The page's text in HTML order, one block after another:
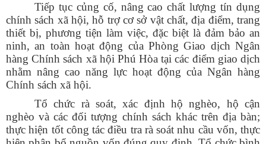
Tiếp tục củng cố, nâng cao chất lượng tín dụng
chính sách xã hội, hỗ trợ cơ sở vật chất, địa điểm, trang
thiết bị, phương tiện làm việc, đặc biệt là đảm bảo an
ninh, an toàn hoạt động của Phòng Giao dịch Ngân
hàng Chính sách xã hội Phú Hòa tại các điểm giao dịch
nhằm nâng cao năng lực hoạt động của Ngân hàng
Chính sách xã hội.
Tổ chức rà soát, xác định hộ nghèo, hộ cận
nghèo và các đối tượng chính sách khác trên địa bàn;
thực hiện tốt công tác điều tra rà soát nhu cầu vốn, thực